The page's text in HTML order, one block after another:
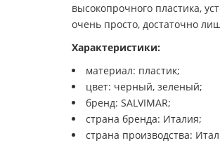
высокопрочного пластика,
очень просто, достаточно
Характеристики:
материал: пластик;
цвет: черный, зеленый;
бренд: SALVIMAR;
страна бренда: Италия;
страна производства: